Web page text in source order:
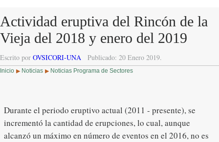
Actividad eruptiva del Rincón de la
Vieja del 2018 y enero del 2019
Escrito por OVSICORI-UNA Publicado: 20 Enero 2019.
Inicio ▶ Noticias ▶ Noticias Programa de Sectores
Durante el periodo eruptivo actual (2011 - presente), se
incrementó la cantidad de erupciones, lo cual, aunque
alcanzó un máximo en número de eventos en el 2016, no es